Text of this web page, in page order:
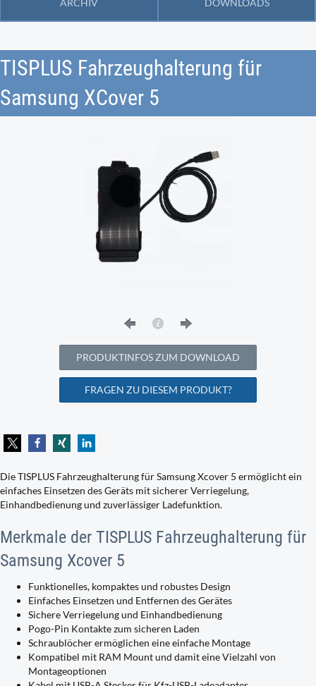
ARCHIV DOWNLOADS
TISPLUS Fahrzeughalterung für
Samsung XCover 5
PRODUKTINFOS ZUM DOWNLOAD
FRAGEN ZU DIESEM PRODUKT?
Die TISPLUS Fahrzeughalterung für Samsung Xcover 5 ermöglicht ein
einfaches Einsetzen des Geräts mit sicherer Verriegelung,
Einhandbedienung und zuverlässiger Ladefunktion.
Merkmale der TISPLUS Fahrzeughalterung für
Samsung Xcover 5
Funktionelles, kompaktes und robustes Design
Einfaches Einsetzen und Entfernen des Gerätes
Sichere Verriegelung und Einhandbedienung
Pogo-Pin Kontakte zum sicheren Laden
Schraublöcher ermöglichen eine einfache Montage
Kompatibel mit RAM Mount und damit eine Vielzahl von
Montageoptionen